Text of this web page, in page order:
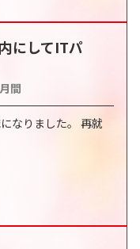
にしてITパ
間
なりました。 再就